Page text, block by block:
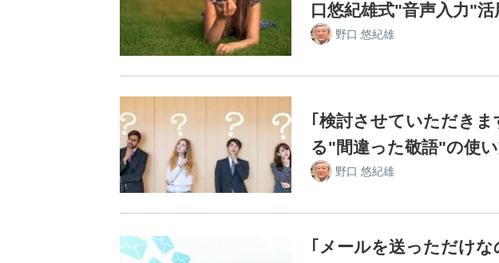
口悠紀雄式"音声入力"活
野口 悠紀雄
｢検討させていただき
る"間違った敬語"の使
野口 悠紀雄
｢メールを送っただけ